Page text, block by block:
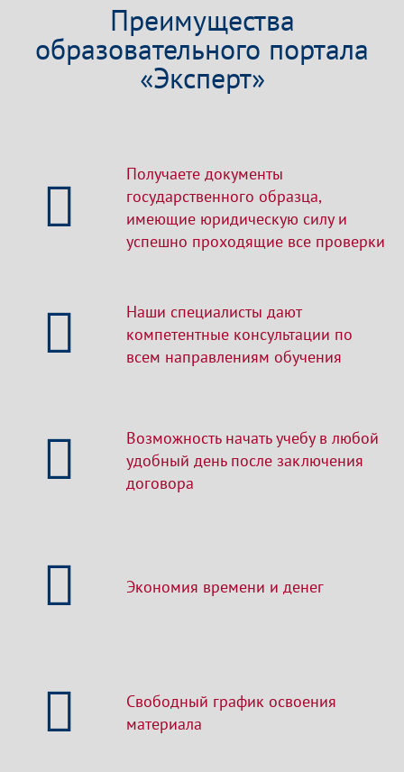
Преимущества
образовательного портала
«Эксперт»
Получаете документы
государственного образца,
имеющие юридическую силу и
успешно проходящие все проверки
Наши специалисты дают
компетентные консультации по
всем направлениям обучения
Возможность начать учебу в любой
удобный день после заключения
договора
Экономия времени и денег
Свободный график освоения
материала